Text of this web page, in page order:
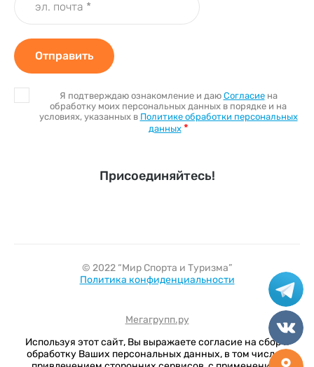
Присоединяйтесь!
Я подтверждаю ознакомление и даю Согласиена
обработку моих персональных данных в порядке и на
условиях, указанных в Политике обработки персональных
данных *
Отправить
© 2022 “Мир Спорта и Туризма”
Политика конфиденциальности
Мегагрупп.ру
Используя этот сайт, Вы выражаете согласие на сбор и
обработку Ваших персональных данных, в том числе с